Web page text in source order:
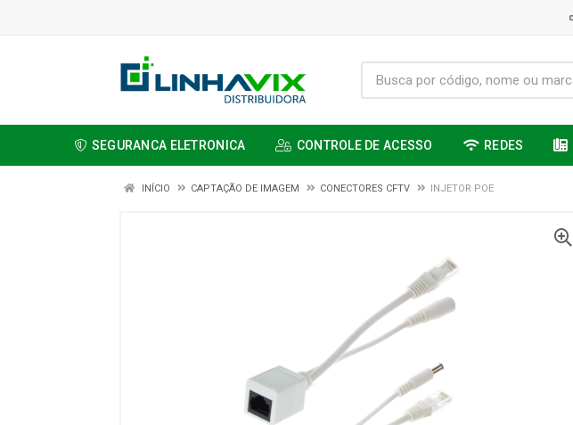
SEGURANCA ELETRONICA CONTROLE DE ACESSO REDES
INÍCIO CAPTAÇÃO DE IMAGEM CONECTORES CFTV INJETOR POE